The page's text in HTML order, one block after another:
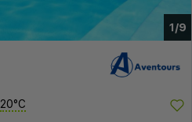
1/9
20°C